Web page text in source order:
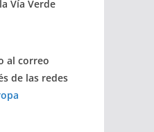
Vía Verde
al correo
de las redes